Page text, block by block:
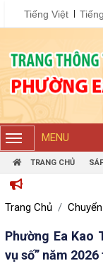
Tiếng Việt
MENU
TRANG CHỦ
Trang Chủ
Phường Ea Kao
vụ số” năm